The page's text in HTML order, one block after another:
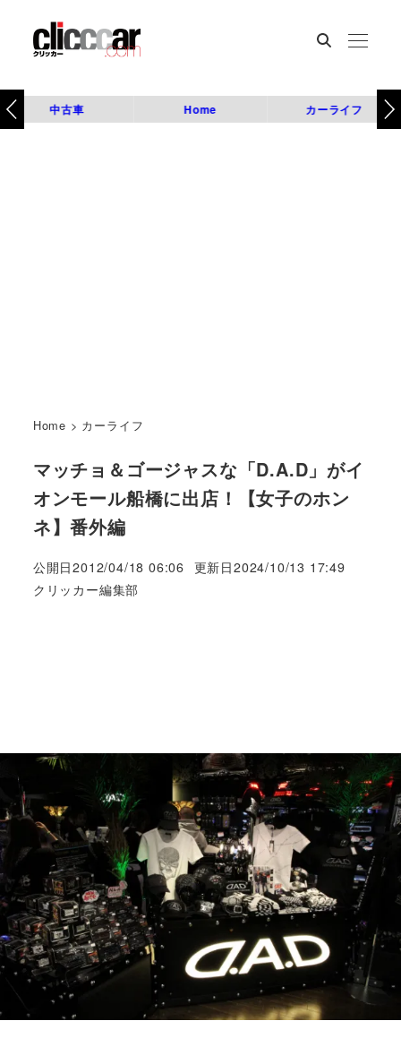
中古車 Home カーライフ
Home > カーライフ
マッチョ＆ゴージャスな「D.A.D」がイ
オンモール船橋に出店！【女子のホン
ネ】番外編
公開日2012/04/18 06:06 更新日2024/10/13 17:49
著
クリッカー編集部